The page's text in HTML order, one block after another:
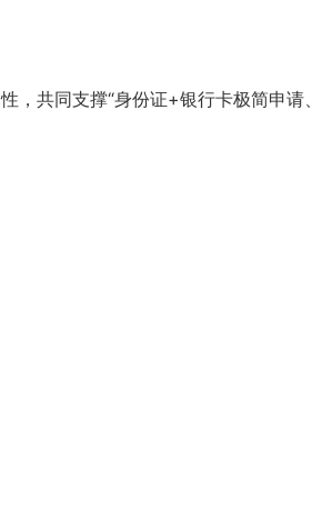
，共同支撑“身份证+银行卡极简申请、